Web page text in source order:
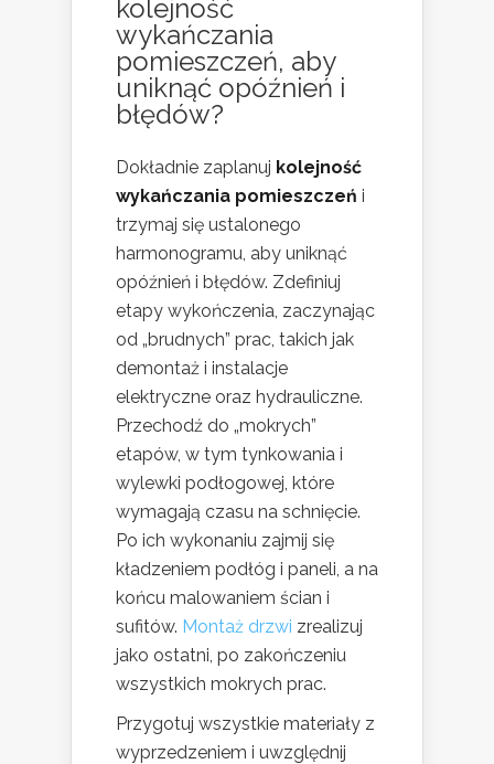
kolejność
wykańczania
pomieszczeń, aby
uniknąć opóźnień i
błędów?
Dokładnie zaplanuj kolejność
wykańczania pomieszczeń i
trzymaj się ustalonego
harmonogramu, aby uniknąć
opóźnień i błędów. Zdefiniuj
etapy wykończenia, zaczynając
od „brudnych” prac, takich jak
demontaż i instalacje
elektryczne oraz hydrauliczne.
Przechodź do „mokrych”
etapów, w tym tynkowania i
wylewki podłogowej, które
wymagają czasu na schnięcie.
Po ich wykonaniu zajmij się
kładzeniem podłóg i paneli, a na
końcu malowaniem ścian i
sufitów. Montaż drzwi zrealizuj
jako ostatni, po zakończeniu
wszystkich mokrych prac.
Przygotuj wszystkie materiały z
wyprzedzeniem i uwzględnij